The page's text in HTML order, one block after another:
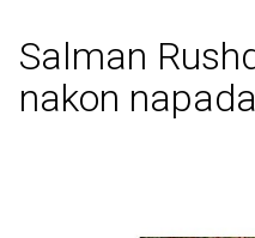
Salman
nakon